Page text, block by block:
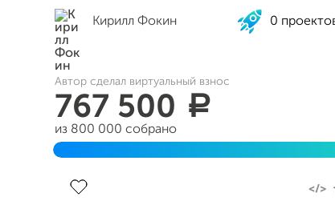
Кирилл Фокин 0
Автор сделал виртуальный взнос
767 500 a
из 800 000 собрано